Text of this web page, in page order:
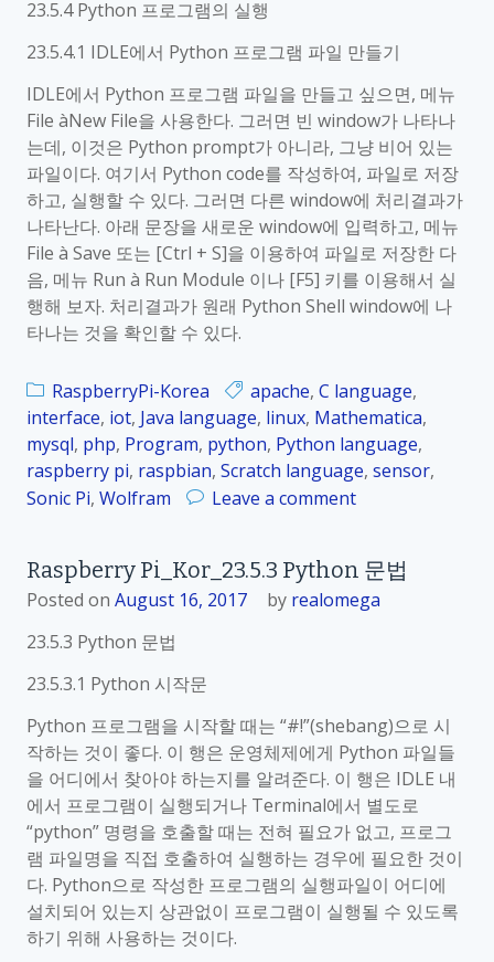
y
t
h
o
n
학
습
r
y
P
i
_
K
o
r
_
2
5
.
5
G
을
통
h
o
n
학
습
23.5.4 Python 프로그램의 실행
23.5.4.1 IDLE에서 Python 프로그램 파일 만들기
IDLE에서 Python 프로그램 파일을 만들고 싶으면, 메뉴
File àNew File을 사용한다. 그러면 빈 window가 나타나
는데, 이것은 Python prompt가 아니라, 그냥 비어 있는
파일이다. 여기서 Python code를 작성하여, 파일로 저장
하고, 실행할 수 있다. 그러면 다른 window에 처리결과가
나타난다. 아래 문장을 새로운 window에 입력하고, 메뉴
File à Save 또는 [Ctrl + S]을 이용하여 파일로 저장한 다
음, 메뉴 Run à Run Module 이나 [F5] 키를 이용해서 실
행해 보자. 처리결과가 원래 Python Shell window에 나
타나는 것을 확인할 수 있다.
RaspberryPi-Korea apache, C language,
interface, iot, Java language, linux, Mathematica,
mysql, php, Program, python, Python language,
raspberry pi, raspbian, Scratch language, sensor,
Sonic Pi, Wolfram Leave a comment
a
s
r
y
P
i
_
K
o
r
Raspberry Pi_Kor_23.5.3 Python 문법
Posted on August 16, 2017 by realomega
23.5.3 Python 문법
23.5.3.1 Python 시작문
Python 프로그램을 시작할 때는 “#!”(shebang)으로 시
작하는 것이 좋다. 이 행은 운영체제에게 Python 파일들
을 어디에서 찾아야 하는지를 알려준다. 이 행은 IDLE 내
에서 프로그램이 실행되거나 Terminal에서 별도로
“python” 명령을 호출할 때는 전혀 필요가 없고, 프로그
램 파일명을 직접 호출하여 실행하는 경우에 필요한 것이
다. Python으로 작성한 프로그램의 실행파일이 어디에
설치되어 있는지 상관없이 프로그램이 실행될 수 있도록
하기 위해 사용하는 것이다.